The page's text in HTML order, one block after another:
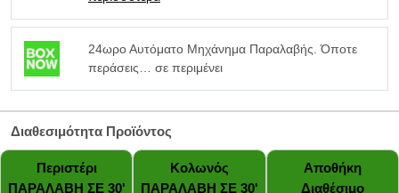
24ωρο Αυτόματο Μηχάνημα Παραλαβής. Όποτε
περάσεις… σε περιμένει
Διαθεσιμότητα Προϊόντος
Περιστέρι
ΠΑΡΑΛΑΒΗ ΣΕ 30'
Κολωνός
ΠΑΡΑΛΑΒΗ ΣΕ 30'
Αποθήκη
Διαθέσιμο